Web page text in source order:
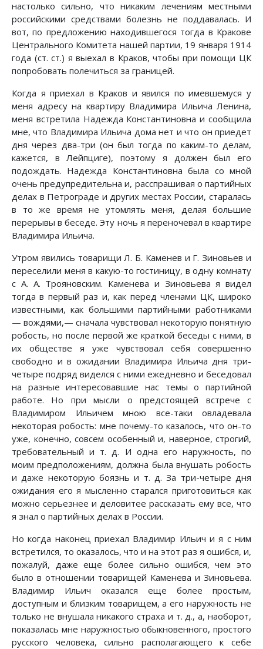
настолько сильно, что никаким лечениям местными
российскими средствами болезнь не поддавалась. И
вот, по предложению находившегося тогда в Кракове
Центрального Комитета нашей партии, 19 января 1914
года (ст. ст.) я выехал в Краков, чтобы при помощи ЦК
попробовать полечиться за границей.
Когда я приехал в Краков и явился по имевшемуся у
меня адресу на квартиру Владимира Ильича Ленина,
меня встретила Надежда Константиновна и сообщила
мне, что Владимира Ильича дома нет и что он приедет
дня через два-три (он был тогда по каким-то делам,
кажется, в Лейпциге), поэтому я должен был его
подождать. Надежда Константиновна была со мной
очень предупредительна и, расспрашивая о партийных
делах в Петрограде и других местах России, старалась
в то же время не утомлять меня, делая большие
перерывы в беседе. Эту ночь я переночевал в квартире
Владимира Ильича.
Утром явились товарищи Л. Б. Каменев и Г. Зиновьев и
переселили меня в какую-то гостиницу, в одну комнату
с А. А. Трояновским. Каменева и Зиновьева я видел
тогда в первый раз и, как перед членами ЦК, широко
известными, как большими партийными работниками
— вождями,— сначала чувствовал некоторую понятную
робость, но после первой же краткой беседы с ними, в
их обществе я уже чувствовал себя совершенно
свободно и в ожидании Владимира Ильича дня три-
четыре подряд виделся с ними ежедневно и беседовал
на разные интересовавшие нас темы о партийной
работе. Но при мысли о предстоящей встрече с
Владимиром Ильичем мною все-таки овладевала
некоторая робость: мне почему-то казалось, что он-то
уже, конечно, совсем особенный и, наверное, строгий,
требовательный и т. д. И одна его наружность, по
моим предположениям, должна была внушать робость
и даже некоторую боязнь и т. д. За три-четыре дня
ожидания его я мысленно старался приготовиться как
можно серьезнее и деловитее рассказать ему все, что
я знал о партийных делах в России.
Но когда наконец приехал Владимир Ильич и я с ним
встретился, то оказалось, что и на этот раз я ошибся, и,
пожалуй, даже еще более сильно ошибся, чем это
было в отношении товарищей Каменева и Зиновьева.
Владимир Ильич оказался еще более простым,
доступным и близким товарищем, а его наружность не
только не внушала никакого страха и т. д., а, наоборот,
показалась мне наружностью обыкновенного, простого
русского человека, сильно располагающего к себе